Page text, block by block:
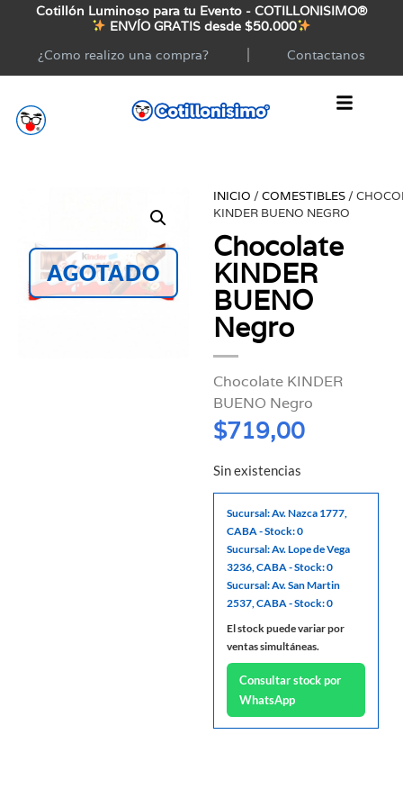
Cotillón Luminoso para tu Evento - COTILLONISIMO®
ENVÍO GRATIS desde $50.000
¿Como realizo una compra?
Contactanos
AGOTADO
INICIO /COMESTIBLES /
KINDER BUENO NEGRO
Chocolate
KINDER
BUENO
Negro
Chocolate KINDER
BUENO Negro
$719,00
Sin existencias
Sucursal: Av. Nazca 1777,
CABA - Stock: 0
Sucursal: Av. Lope de Vega
3236, CABA - Stock: 0
Sucursal: Av. San Martin
2537, CABA - Stock: 0
El stock puede variar por
ventas simultáneas.
Consultar stock por
WhatsApp